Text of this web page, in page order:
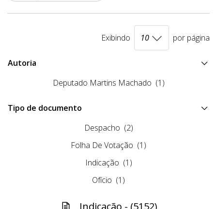
Exibindo por página
Autoria
Deputado Martins Machado (1)
Tipo de documento
Despacho (2)
Folha De Votação (1)
Indicação (1)
Ofício (1)
Indicação - (5152)